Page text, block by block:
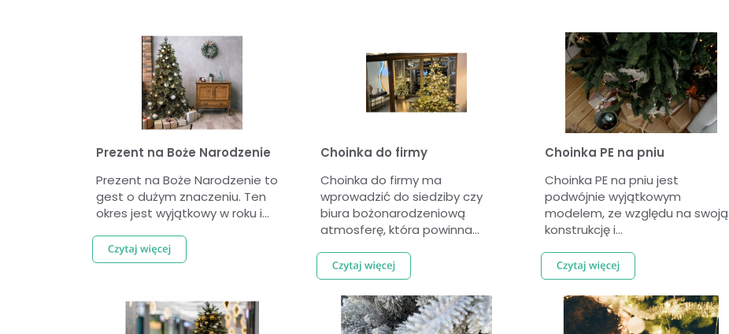
Prezent na Boże Narodzenie
Prezent na Boże Narodzenie to
gest o dużym znaczeniu. Ten
okres jest wyjątkowy w roku i...
Choinka do firmy
Choinka do firmy ma
wprowadzić do siedziby czy
biura bożonarodzeniową
atmosferę, która powinna...
Choinka PE na pniu
Choinka PE na pniu jest
podwójnie wyjątkowym
modelem, ze względu na swoją
konstrukcję i...